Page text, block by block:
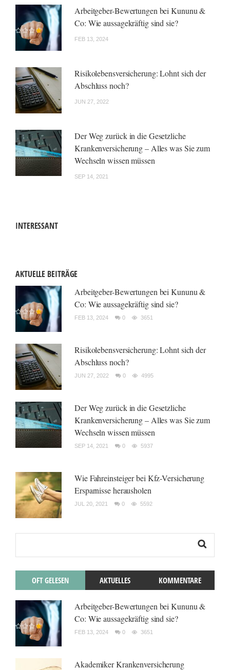
Arbeitgeber-Bewertungen bei Kununu &
Co: Wie aussagekräftig sind sie?
FEB 13, 2024
Risikolebensversicherung: Lohnt sich der
Abschluss noch?
JUN 27, 2022
Der Weg zurück in die Gesetzliche
Krankenversicherung – Alles was Sie zum
Wechseln wissen müssen
SEP 14, 2021
INTERESSANT
AKTUELLE BEITRÄGE
Arbeitgeber-Bewertungen bei Kununu &
Co: Wie aussagekräftig sind sie?
FEB 13, 2024 0 3651
Risikolebensversicherung: Lohnt sich der
Abschluss noch?
JUN 27, 2022 0 4995
Der Weg zurück in die Gesetzliche
Krankenversicherung – Alles was Sie zum
Wechseln wissen müssen
SEP 14, 2021 0 5937
Wie Fahreinsteiger bei Kfz-Versicherung
Ersparnisse herausholen
JUL 20, 2021 0 5592
OFT GELESEN AKTUELLES KOMMENTARE
Arbeitgeber-Bewertungen bei Kununu &
Co: Wie aussagekräftig sind sie?
FEB 13, 2024 0 3651
Akademiker Krankenversicherung